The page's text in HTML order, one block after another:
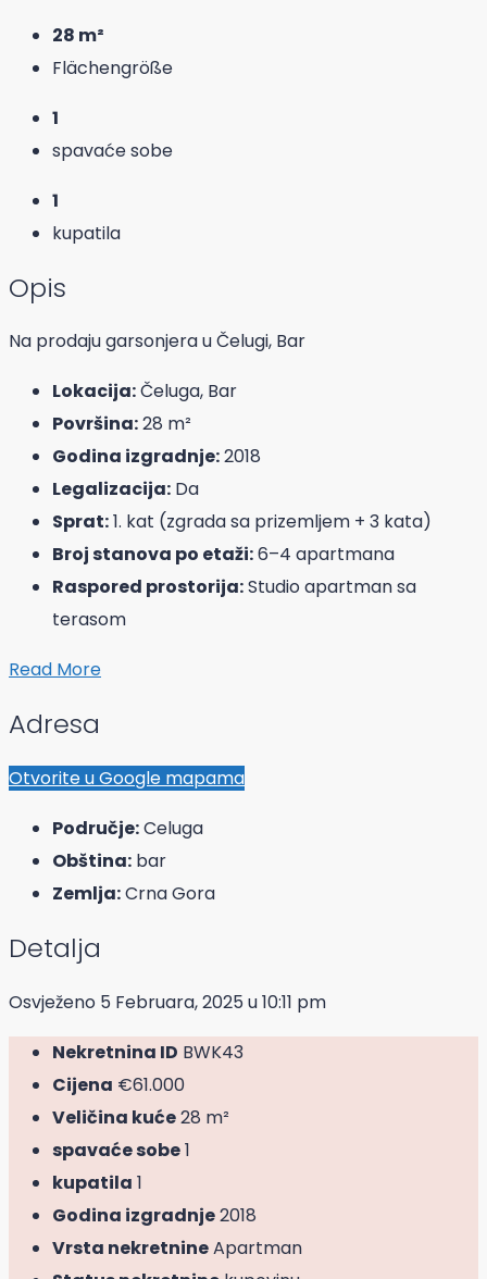
28 m²
Flächengröße
1
spavaće sobe
1
kupatila
Opis
Na prodaju garsonjera u Čelugi, Bar
Lokacija:Čeluga, Bar
Površina:28 m²
Godina izgradnje:2018
Legalizacija: Da
Sprat:1. kat (zgrada sa prizemljem + 3 kata)
Broj stanova po etaži:6–4 apartmana
Raspored prostorija:Studio apartman sa
terasom
Read More
Adresa
Otvorite u Google mapama
Područje:Celuga
Obština: bar
Zemlja:Crna Gora
Detalja
Osvježeno 5 Februara, 2025 u 10:11 pm
Nekretnina ID BWK43
Cijena €61.000
Veličina kuće28 m²
spavaće sobe1
kupatila 1
Godina izgradnje2018
Vrsta nekretnineApartman